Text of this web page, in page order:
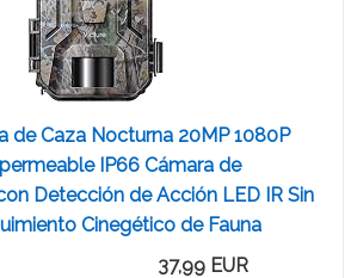
de Caza Nocturna 20MP 1080P
IP66 Cámara de
Detección de Acción LED IR Sin
Cinegético de Fauna
37,99 EUR